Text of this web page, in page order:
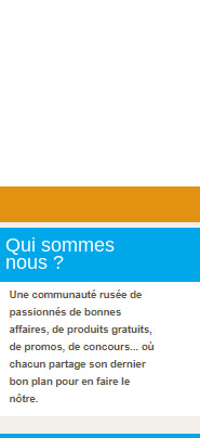
Qui sommes
nous ?